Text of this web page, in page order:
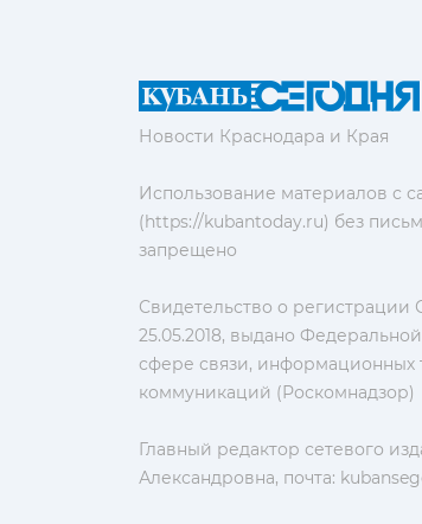
Новости Краснодара и Края
Использование материалов с
(https://kubantoday.ru) без
запрещено
Свидетельство о
25.05.2018, выдано
сфере связи, информационных
коммуникаций (Роскомнадзор)
Главный редактор сетевого
Александровна, почта: